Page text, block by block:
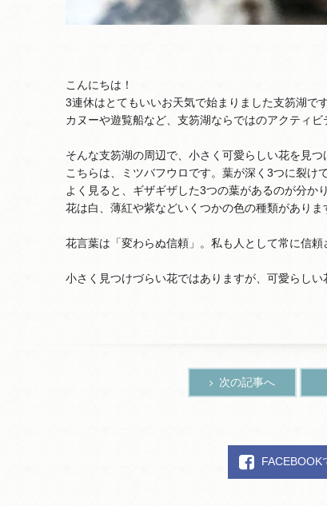
こんにちは！
3連休はとてもいいお天気で始まりました支笏湖です
カヌーや遊覧船など、支笏湖ならではのアクティ
そんな支笏湖の周辺で、小さく可愛らしい花を見つ
こちらは、ミツバフウロです。葉が深く3つに裂け
よく見ると、ギザギザした3つの葉があるのが分かり
花は白、薄紅や紫などいくつかの色の種類があり
花言葉は「変わらぬ信頼」。私も人として常に信
小さく見つけづらい花ではありますが、可愛らし
次の記事へ
FACEBOOK